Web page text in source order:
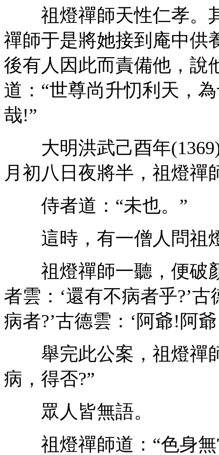
祖燈禪師天性仁孝。
禪師于是將她接到庵中供
後有人因此而責備他，說
道：“世尊尚升忉利天，
哉!”
大明洪武己酉年(1369)
月初八日夜將半，祖燈禪
侍者道：“未也。”
這時，有一僧人問祖燈
祖燈禪師一聽，便破
者雲：‘還有不病者乎?’
病者?’古德雲：‘阿爺!阿爺
舉完此公案，祖燈禪
病，得否?”
眾人皆無語。
祖燈禪師道：“色身無